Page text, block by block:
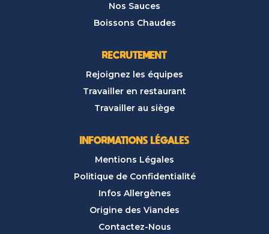
Nos Sauces
Boissons Chaudes
RECRUTEMENT
Rejoignez les équipes
Travailler en restaurant
Travailler au siège
INFORMATIONS LÉGALES
Mentions Légales
Politique de Confidentialité
Infos Allergènes
Origine des Viandes
Contactez-Nous